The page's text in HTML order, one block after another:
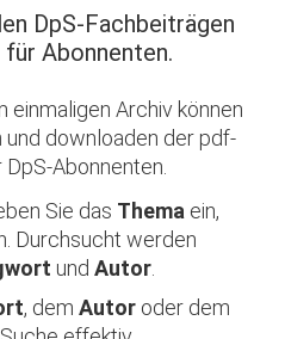
DpS-Fachbeiträgen
Abonnenten.
einmaligen Archiv können
und downloaden der pdf-
Abonnenten.
Sie das Thema ein,
Durchsucht werden
undAutor
, demAutor oder dem